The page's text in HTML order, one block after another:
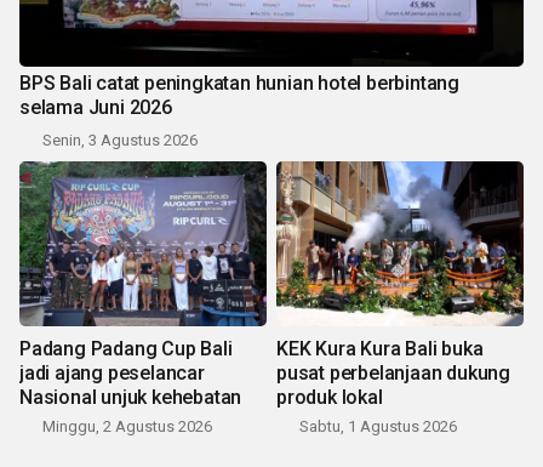
BPS Bali catat peningkatan hunian hotel berbintang
selama Juni 2026
Senin, 3 Agustus 2026
Padang Padang Cup Bali
jadi ajang peselancar
Nasional unjuk kehebatan
Minggu, 2 Agustus 2026
KEK Kura Kura Bali buka
pusat perbelanjaan dukung
produk lokal
Sabtu, 1 Agustus 2026